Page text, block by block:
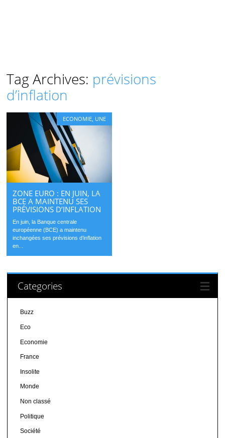
Tag Archives: prévisions
d’inflation
ECONOMIE UNE
ZONE EURO : EN JUIN, LA
BCE A MAINTENU SES
PRÉVISIONS D’INFLATION
En juin, la Banque centrale
européenne (BCE) a maintenu
inchangées ses prévisions d’inflation
en...
Categories
Buzz
Eco
Economie
France
Insolite
Monde
Non classé
Politique
Société